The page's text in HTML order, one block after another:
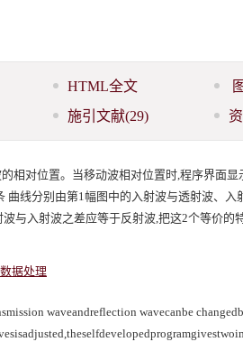
HTML全文 图
施引文献(29)
相对位置。当移动波相对位置时,程序界面
线分别由第1幅图中的入射波与透射波、
与入射波之差应等于反射波,把这2个等价的
数据处理
waveandreflection wavecanbe